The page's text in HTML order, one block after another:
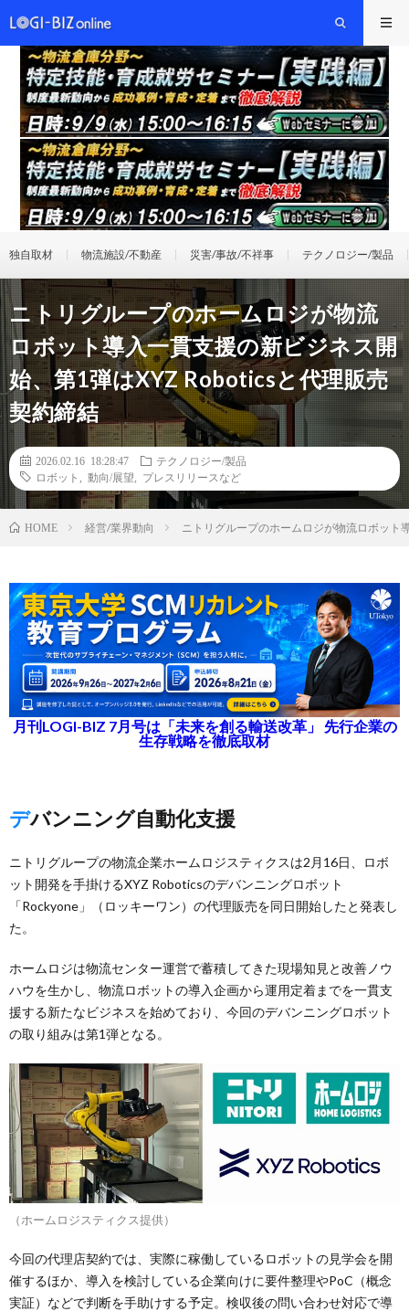
独自取材 物流施設/不動産 災害/事故/不祥事 テクノロジー/製品
ニトリグループのホームロジが物流
ロボット導入一貫支援の新ビジネス開
始、第1弾はXYZ Roboticsと代理販売
契約締結
2026.02.16 18:28:47
テクノロジー/製品
ロボット
動向/展望 プレスリリースなど
HOME 経営/業界動向 ニトリグループのホームロジが物流ロボット
月刊LOGI-BIZ 7月号は「未来を創る輸送改革」 先行企業の
生存戦略を徹底取材
デバンニング自動化支援
ニトリグループの物流企業ホームロジスティクスは2月16日、ロボ
ット開発を手掛けるXYZ Roboticsのデバンニングロボット
「Rockyone」（ロッキーワン）の代理販売を同日開始したと発表し
た。
ホームロジは物流センター運営で蓄積してきた現場知見と改善ノウ
ハウを生かし、物流ロボットの導入企画から運用定着までを一貫支
援する新たなビジネスを始めており、今回のデバンニングロボット
の取り組みは第1弾となる。
（ホームロジスティクス提供）
今回の代理店契約では、実際に稼働しているロボットの見学会を開
催するほか、導入を検討している企業向けに要件整理やPoC（概念
実証）などで判断を手助けする予定。検収後の問い合わせ対応で導